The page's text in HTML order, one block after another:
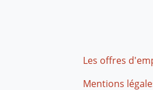
Footer
Les offres
Mentions